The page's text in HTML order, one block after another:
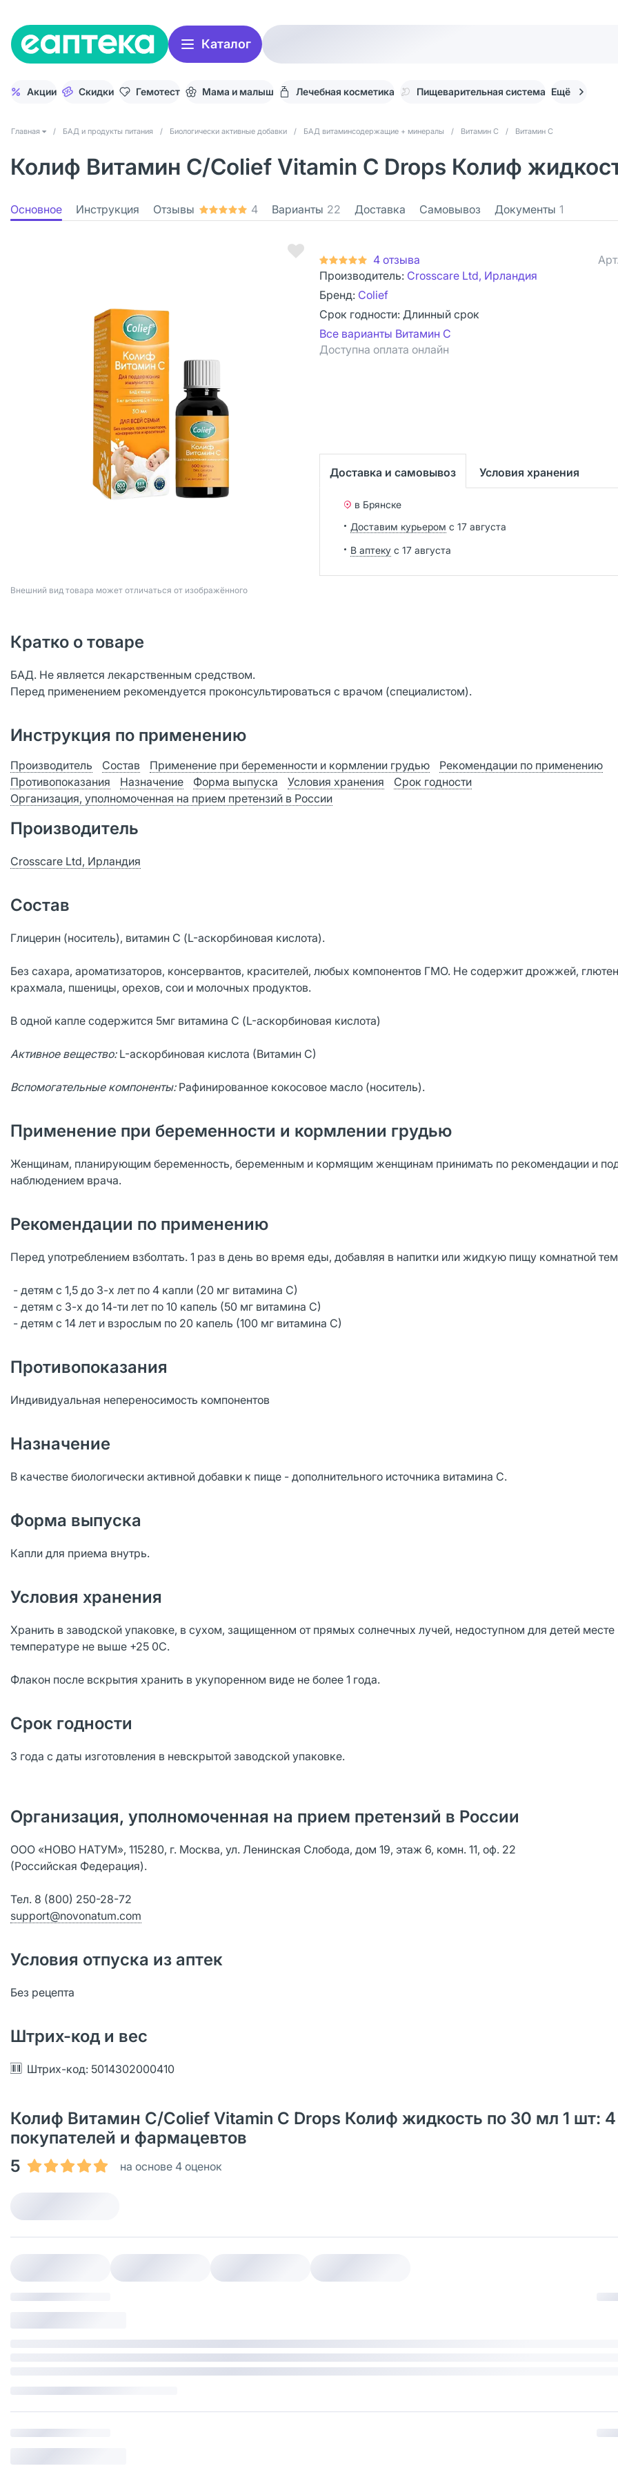
Каталог
Акции Скидки Гемотест Мама и малыш Лечебная косметика Пищеварительная система Ещё
Главная / БАД и продукты питания / Биологически активные добавки / БАД витаминсодержащие + минералы / Витамин С / Витамин С
Колиф Витамин С/Colief Vitamin C Drops Колиф
Основное Инструкция Отзывы 4 Варианты 22 Доставка Самовывоз Документы 1
Bнешний вид товара может отличаться от изображённого
4 отзыва
Производитель: Crosscare Ltd, Ирландия
Бренд: Colief
Срок годности: Длинный срок
Все варианты Витамин С
Доступна оплата онлайн
Доставка и самовывоз Условия хранения
в Брянске
Доставим курьером с 17 августа
В аптеку с 17 августа
Кратко о товаре
БАД. Не является лекарственным средством.
Перед применением рекомендуется проконсультироваться с врачом (специалистом).
Инструкция по применению
Производитель Состав Применение при беременности и кормлении грудью
Рекомендации по применению
Противопоказания
Назначение Форма выпуска Условия хранения
Срок годности
Организация, уполномоченная на прием претензий в России
Производитель
Crosscare Ltd, Ирландия
Состав
Глицерин (носитель), витамин С (L-аскорбиновая кислота).
Без сахара, ароматизаторов, консервантов, красителей, любых компонентов ГМО. Не содержит дрожжей,
крахмала, пшеницы, орехов, сои и молочных продуктов.
В одной капле содержится 5мг витамина С (L-аскорбиновая кислота)
Активное вещество: L-аскорбиновая кислота (Витамин С)
Вспомогательные компоненты:Рафинированное кокосовое масло (носитель).
Применение при беременности и кормлении грудью
Женщинам, планирующим беременность, беременным и кормящим женщинам принимать по рекомендации и
наблюдением врача.
Рекомендации по применению
Перед употреблением взболтать. 1 раз в день во время еды, добавляя в напитки или жидкую пищу комнатной
- детям с 1,5 до 3-х лет по 4 капли (20 мг витамина С)
- детям с 3-х до 14-ти лет по 10 капель (50 мг витамина С)
- детям с 14 лет и взрослым по 20 капель (100 мг витамина С)
Противопоказания
Индивидуальная непереносимость компонентов
Назначение
В качестве биологически активной добавки к пище - дополнительного источника витамина С.
Форма выпуска
Капли для приема внутрь.
Условия хранения
Хранить в заводской упаковке, в сухом, защищенном от прямых солнечных лучей, недоступном для детей месте
температуре не выше +25 0C.
Флакон после вскрытия хранить в укупоренном виде не более 1 года.
Срок годности
3 года с даты изготовления в невскрытой заводской упаковке.
Организация, уполномоченная на прием претензий в России
ООО «НОВО НАТУМ», 115280, г. Москва, ул. Ленинская Слобода, дом 19, этаж 6, комн. 11, оф. 22
(Российская Федерация).
Тел. 8 (800) 250-28-72
support@novonatum.com
Условия отпуска из аптек
Без рецепта
Штрих-код и вес
Штрих-код: 5014302000410
Колиф Витамин С/Colief Vitamin C Drops Колиф жидкость по 30 мл 1 шт: 4
покупателей и фармацевтов
5
на основе 4 оценок